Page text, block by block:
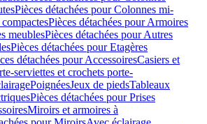
Pièces détachées pour Colonnes mi-
Pièces détachées pour Armoires
meublesPièces détachées pour Autres
Pièces détachées pour Etagères
détachées pour AccessoiresCasiers et
serviettes et crochets porte-
PoignéesJeux de piedsTableaux
Pièces détachées pour Prises
Miroirs et armoires à